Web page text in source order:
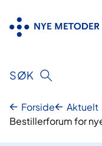
innhold
SØK
Forside
Aktuelt
Bestillerforum for